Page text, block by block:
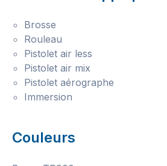
Brosse
Rouleau
Pistolet air less
Pistolet air mix
Pistolet aérographe
Immersion
Couleurs